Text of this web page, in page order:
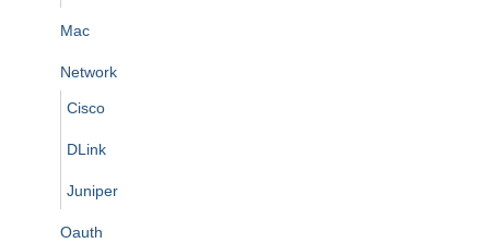
Mac
Network
Cisco
DLink
Juniper
Oauth